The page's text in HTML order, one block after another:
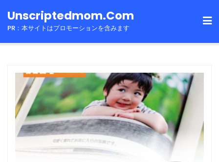
toUnscriptedmom.com
PR：本サイトはプロモーションを含みます